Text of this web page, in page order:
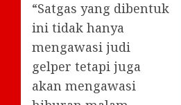
“Satgas yang dibentuk
ini tidak hanya
mengawasi judi
gelper tetapi juga
akan mengawasi